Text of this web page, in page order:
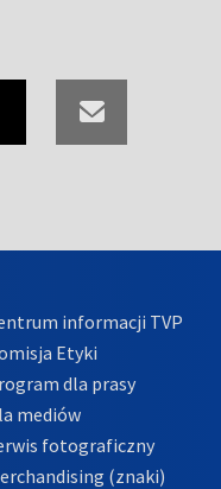
informacji TVP
Etyki
dla prasy
mediów
fotograficzny
(znaki)